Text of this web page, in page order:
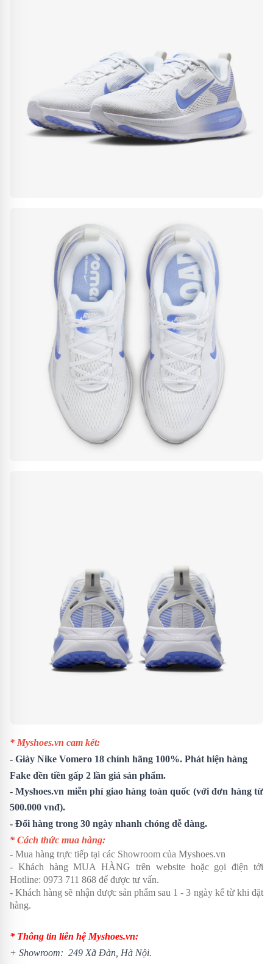
* Myshoes.vn cam kết:
- Giày Nike Vomero 18 chính hãng 100%. Phát hiện hàng
Fake đền tiền gấp 2 lần giá sản phẩm.
- Myshoes.vn miễn phí giao hàng toàn quốc (với đơn hàng từ
500.000 vnđ).
- Đổi hàng trong 30 ngày nhanh chóng dễ dàng.
* Cách thức mua hàng:
- Mua hàng trực tiếp tại các Showroom của Myshoes.vn
- Khách hàng MUA HÀNG trên website hoặc gọi điện tới
Hotline: 0973 711 868 để được tư vấn.
- Khách hàng sẽ nhận được sản phẩm sau 1 - 3 ngày kể từ khi đặt
hàng.
* Thông tin liên hệ Myshoes.vn:
+ Showroom: 249 Xã Đàn, Hà Nội.